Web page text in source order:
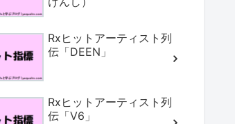
Rxヒットアーティスト列
伝「DEEN」
Rxヒットアーティスト列
伝「V6」